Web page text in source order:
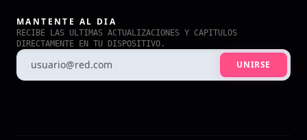
MANTENTE AL DIA
RECIBE LAS ULTIMAS ACTUALIZACIONES Y CAPITULOS
DIRECTAMENTE EN TU DISPOSITIVO.
UNIRSE